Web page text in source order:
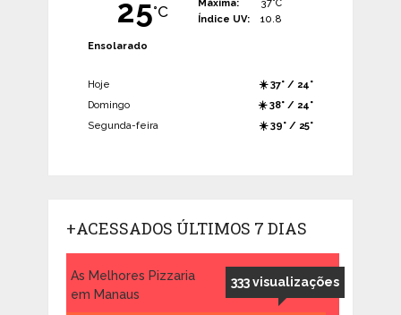
25°C
Máxima:
37°C
Índice UV:
10.8
Ensolarado
Hoje
☀️ 37° / 24°
Domingo
☀️ 38° / 24°
Segunda-feira
☀️ 39° / 25°
+ACESSADOS ÚLTIMOS 7 DIAS
333 visualizações
As Melhores Pizzaria
em Manaus